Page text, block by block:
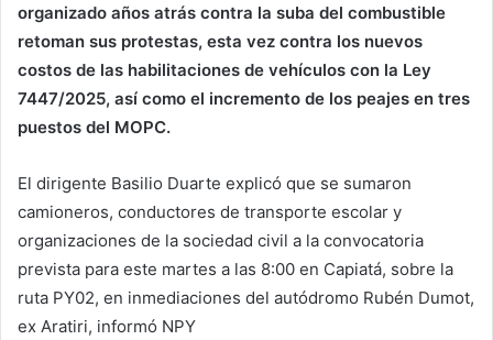
organizado años atrás contra la suba del combustible
retoman sus protestas, esta vez contra los nuevos
costos de las habilitaciones de vehículos con la Ley
7447/2025, así como el incremento de los peajes en tres
puestos del MOPC.
El dirigente Basilio Duarte explicó que se sumaron
camioneros, conductores de transporte escolar y
organizaciones de la sociedad civil a la convocatoria
prevista para este martes a las 8:00 en Capiatá, sobre la
ruta PY02, en inmediaciones del autódromo Rubén Dumot,
ex Aratiri, informó NPY